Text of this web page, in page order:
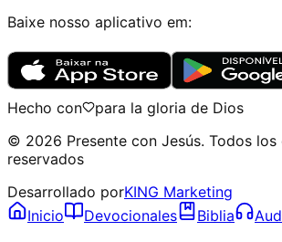
Baixe nosso aplicativo em:
Hecho con
para la gloria de Dios
© 2026 Presente con Jesús. Todos los
reservados
Desarrollado porKING Marketing
Inicio
Devocionales Biblia